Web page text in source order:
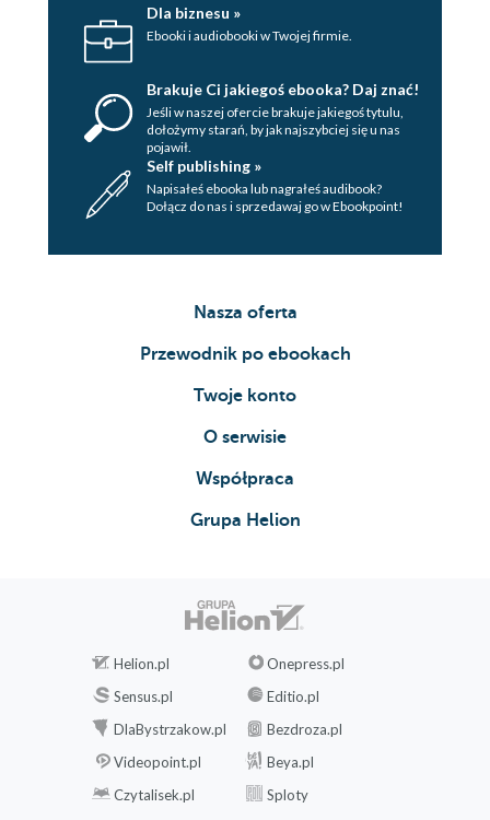
Dla biznesu »
Ebooki i audiobooki w Twojej firmie.
Brakuje Ci jakiegoś ebooka? Daj znać!
Jeśli w naszej ofercie brakuje jakiegoś tytulu,
dołożymy starań, by jak najszybciej się u nas
pojawił.
Self publishing »
Napisałeś ebooka lub nagrałeś audibook?
Dołącz do nas i sprzedawaj go w Ebookpoint!
Nasza oferta
Przewodnik po ebookach
Twoje konto
O serwisie
Współpraca
Grupa Helion
Helion.pl
Onepress.pl
Sensus.pl
Editio.pl
DlaBystrzakow.pl
Bezdroza.pl
Videopoint.pl
Beya.pl
Czytalisek.pl
Sploty